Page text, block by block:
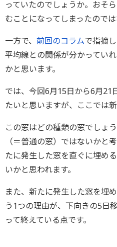
っていたのでしょうか。おそ
むことになってしまったのでは
一方で、 前回のコラムで指摘
平均線との関係が分かってい
かと思います。
では、今回6月15日から6月21
たいと思いますが、ここでは
この窓はどの種類の窓でしょ
（＝普通の窓）ではないかと
たに発生した窓を直ぐに埋め
いかと思われます。
また、新たに発生した窓を埋
う1つの理由が、下向きの5日
って終えている点です。